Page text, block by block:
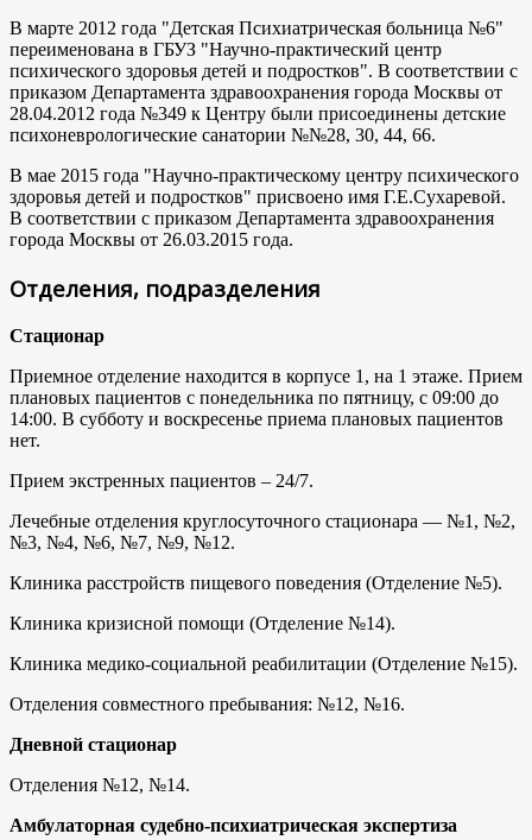
В марте 2012 года "Детская Психиатрическая больница №6"
переименована в ГБУЗ "Научно-практический центр
психического здоровья детей и подростков". В соответствии с
приказом Департамента здравоохранения города Москвы от
28.04.2012 года №349 к Центру были присоединены детские
психоневрологические санатории №№28, 30, 44, 66.
В мае 2015 года "Научно-практическому центру психического
здоровья детей и подростков" присвоено имя Г.Е.Сухаревой.
В соответствии с приказом Департамента здравоохранения
города Москвы от 26.03.2015 года.
Отделения, подразделения
Стационар
Приемное отделение находится в корпусе 1, на 1 этаже. Прием
плановых пациентов с понедельника по пятницу, с 09:00 до
14:00. В субботу и воскресенье приема плановых пациентов
нет.
Прием экстренных пациентов – 24/7.
Лечебные отделения круглосуточного стационара — №1, №2,
№3, №4, №6, №7, №9, №12.
Клиника расстройств пищевого поведения (Отделение №5).
Клиника кризисной помощи (Отделение №14).
Клиника медико-социальной реабилитации (Отделение №15).
Отделения совместного пребывания: №12, №16.
Дневной стационар
Отделения №12, №14.
Амбулаторная судебно-психиатрическая экспертиза